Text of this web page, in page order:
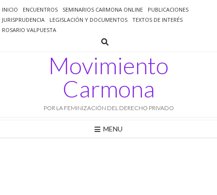
al
contenido
INICIO ENCUENTROS SEMINARIOS CARMONA ONLINE
PUBLICACIONES
JURISPRUDENCIA
LEGISLACIÓN Y DOCUMENTOS
TEXTOS DE INTERÉS
ROSARIO VALPUESTA
Movimiento
Carmona
POR LA FEMINIZACIÓN DEL DERECHO PRIVADO
MENU